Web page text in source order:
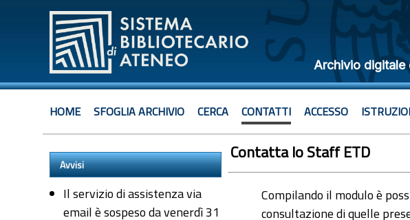
Archivio digitale
HOME SFOGLIA ARCHIVIO CERCA CONTATTI ACCESSO
Avvisi
Il servizio di assistenza via
email è sospeso da venerdì 31
Contatta lo Staff ETD
Compilando il modulo è
consultazione di quelle